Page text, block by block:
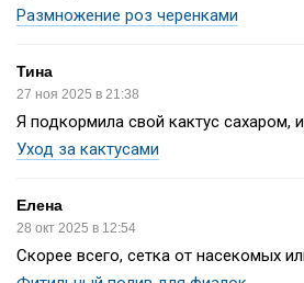
Размножение роз черенками
Тина
27 ноя 2025 в 21:38
Я подкормила свой кактус сахаром,
Уход за кактусами
Елена
28 окт 2025 в 12:54
Скорее всего, сетка от насекомых